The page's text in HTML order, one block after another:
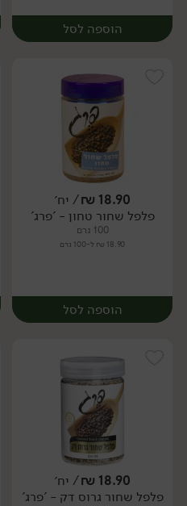
הוספה לסל
יח׳
18.90
₪/ יח׳
פלפל שחור טחון - 'פרג'
100 גרם
18.90 ₪ ל-100 גרם
הוספה לסל
יח׳
18.90
₪/ יח׳
פלפל שחור גרוס דק - 'פרג'